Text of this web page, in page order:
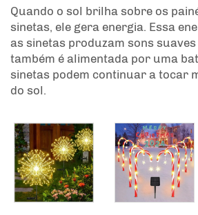
Quando o sol brilha sobre os
sinetas, ele gera energia. Essa
as sinetas produzam sons
também é alimentada por uma
sinetas podem continuar a tocar
do sol.